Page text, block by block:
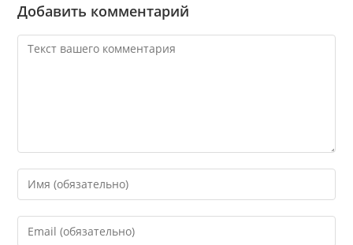
Добавить комментарий